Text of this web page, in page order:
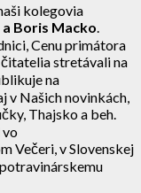
kolegovia
Boris Macko
Cenu primátora
stretávali na
na
v Našich novinkách,
Thajsko a beh.
vo
Večeri, v Slovenskej